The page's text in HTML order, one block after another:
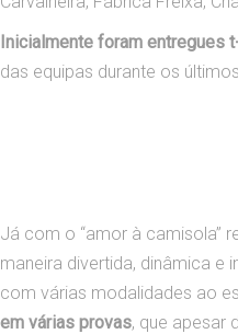
Inicialmente foram entregues
das equipas durante os
Já com o “amor à camisola”
maneira divertida, dinâmica
com várias modalidades ao
em várias provas, que apesar